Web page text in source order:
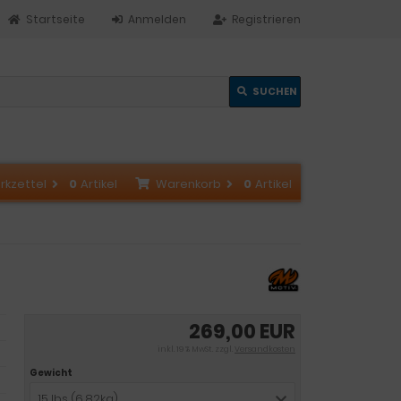
Registrieren
Anmelden
Startseite
SUCHEN
Warenkorb 0 Artikel
0 Artikel
269,00 EUR
inkl. 19 % MwSt. zzgl. Versandkosten
Gewicht